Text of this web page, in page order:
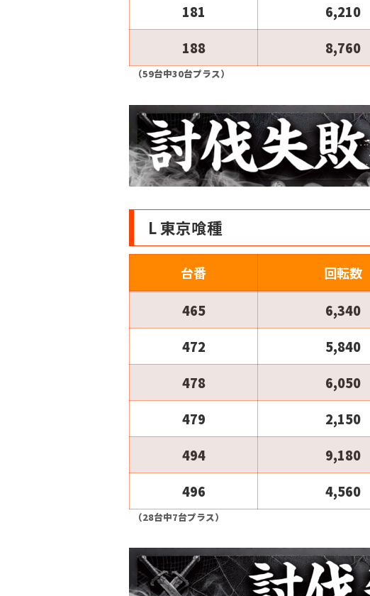
181
6,210
188
8,760
（59台中30台プラス）
L 東京喰種
台番 回転数
465 6,340
472
5,840
478
6,050
479
2,150
494
9,180
496
4,560
（28台中7台プラス）